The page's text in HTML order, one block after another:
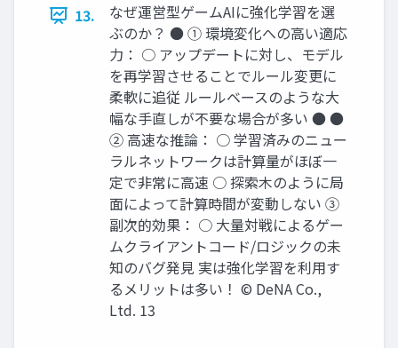
13.
なぜ運営型ゲームAIに強化学習を選
ぶのか？ ● ① 環境変化への高い適応
力： ○ アップデートに対し、モデル
を再学習させることでルール変更に
柔軟に追従 ルールベースのような大
幅な手直しが不要な場合が多い ● ●
② 高速な推論： ○ 学習済みのニュー
ラルネットワークは計算量がほぼ一
定で非常に高速 ○ 探索木のように局
面によって計算時間が変動しない ③
副次的効果： ○ 大量対戦によるゲー
ムクライアントコード/ロジックの未
知のバグ発見 実は強化学習を利用す
るメリットは多い！ © DeNA Co.,
Ltd. 13